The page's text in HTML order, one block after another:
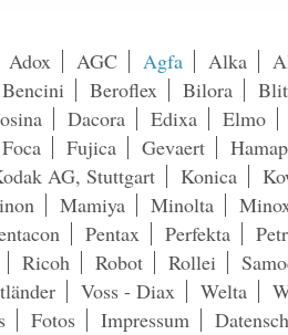
Adox AGC Agfa Alka
Bencini Beroflex Bilora
Dacora Edixa Elmo
Foca Fujica Gevaert
AG, Stuttgart Konica
Mamiya Minolta
Pentax Perfekta
Ricoh Robot Rollei
Voss - Diax Welta
Fotos Impressum